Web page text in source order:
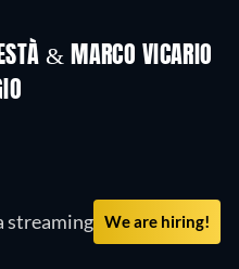
Magical Mayhem
& MARCO VICARIO
streaming We are hiring!